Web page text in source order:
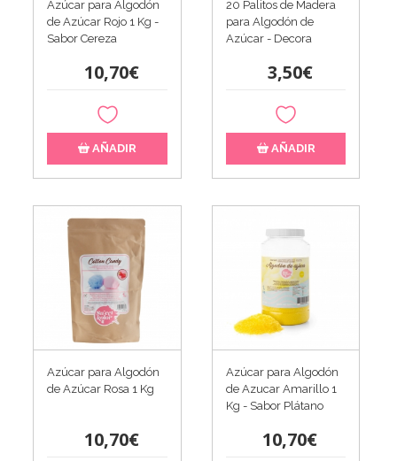
Azúcar para Algodón
de Azúcar Rojo 1 Kg -
Sabor Cereza
10,70€
AÑADIR
20 Palitos de Madera
para Algodón de
Azúcar - Decora
3,50€
AÑADIR
Azúcar para Algodón
de Azúcar Rosa 1 Kg
10,70€
Azúcar para Algodón
de Azucar Amarillo 1
Kg - Sabor Plátano
10,70€